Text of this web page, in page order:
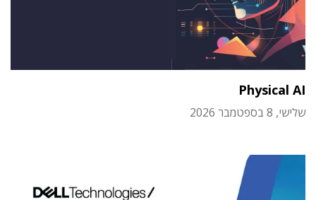
Physical AI
שלישי, 8 בספטמבר 2026